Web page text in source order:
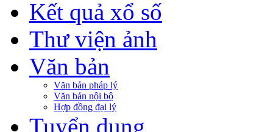
Kết quả xổ số
Thư viện ảnh
Văn bản
Văn bản pháp lý
Văn bản nội bộ
Hợp đồng đại lý
Tuyển dụng